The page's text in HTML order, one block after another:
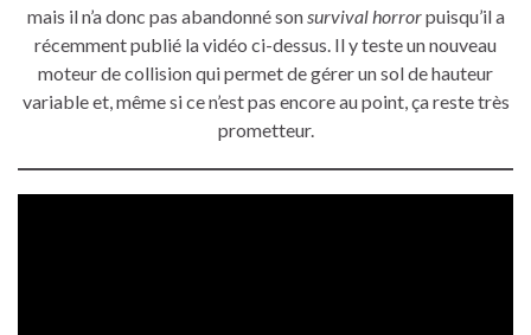
mais il n’a donc pas abandonné sonsurvival horrorpuisqu’il a
récemment publié la vidéo ci-dessus. Il y teste un nouveau
moteur de collision qui permet de gérer un sol de hauteur
variable et, même si ce n’est pas encore au point, ça reste très
prometteur.